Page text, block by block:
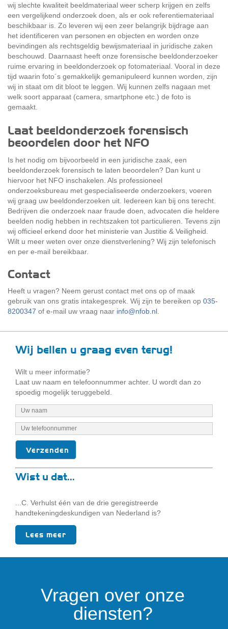
wij slechte kwaliteit beeldmateriaal weer scherp krijgen en zelfs
een vergelijkend onderzoek doen, als er ook referentiemateriaal
beschikbaar is. Zo leveren wij een zeer belangrijk bijdrage aan
het identificeren van personen en objecten en worden onze
bevindingen als rechtsgeldig bewijsmateriaal in juridische zaken
beschouwd. Daarnaast heeft onze forensische beeldonderzoeker
ruime ervaring in beeldonderzoek op fotomateriaal. Vooral in deze
tijd waarin foto´s gemakkelijk gemanipuleerd kunnen worden, zijn
wij in staat om dit bloot te leggen. Wij kunnen zelfs nagaan met
welk soort apparaat (camera, smartphone etc.) de foto is
gemaakt.
Laat beeldonderzoek forensisch
beoordelen door het NFO
Is het nodig om bijvoorbeeld in een juridische zaak, een
beeldonderzoek forensisch te laten beoordelen? Dan kunt u
hiervoor het NFO inschakelen. Als professioneel
onderzoeksbureau met gespecialiseerde onderzoekers, voeren
wij graag uw beeldonderzoeken uit. Iedereen kan bij ons terecht.
Bedrijven die onderzoek naar fraude doen, advocaten die heldere
beelden nodig hebben in rechtszaken tot particulieren. Tevens zijn
wij officieel erkend door het ministerie van Justitie & Veiligheid.
Wilt u meer weten over onze dienstverlening? Wij zijn telefonisch
en per e-mail bereikbaar.
Contact
Heeft u vragen? Neem gerust contact met ons op of maak
gebruik van ons gratis intakegesprek. Wij zijn te bereiken op 035-
8200347 of e-mail uw vraag naar info@nfob.nl.
Wij bellen u graag even terug!
Wilt u meer informatie?
Laat uw naam en telefoonnummer achter. U wordt dan zo
spoedig mogelijk teruggebeld.
Wist u dat...
...C. Verhulst één van de drie geregistreerde
handtekeningdeskundigen van Nederland is?
Lees meer
Vragen over onze
diensten?